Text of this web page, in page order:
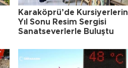
Karaköprü’de Kursiyerlerin
Yıl Sonu Resim Sergisi
Sanatseverlerle Buluştu